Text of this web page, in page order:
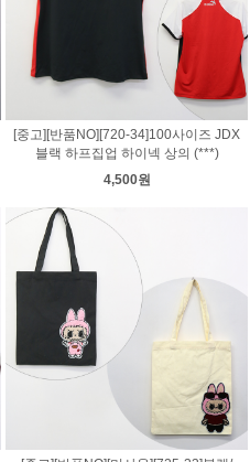
[중고][반품NO][720-34]100사이즈 JDX
블랙 하프집업 하이넥 상의 (***)
4,500원